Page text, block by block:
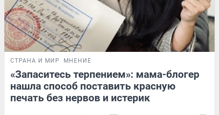
СТРАНА И МИР МНЕНИЕ
«Запаситесь терпением»: мама-блогер
нашла способ поставить красную
печать без нервов и истерик